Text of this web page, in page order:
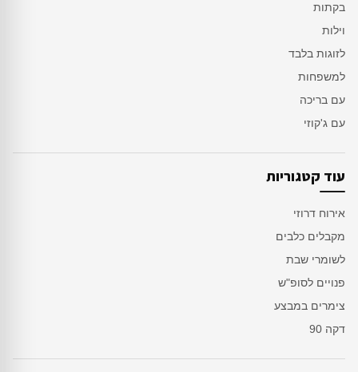
בקתות
וילות
לזוגות בלבד
למשפחות
עם בריכה
עם ג'קוזי
עוד קטגוריות
אירוח דרוזי
מקבלים כלבים
לשומרי שבת
פנויים לסופ"ש
צימרים במבצע
דקה 90